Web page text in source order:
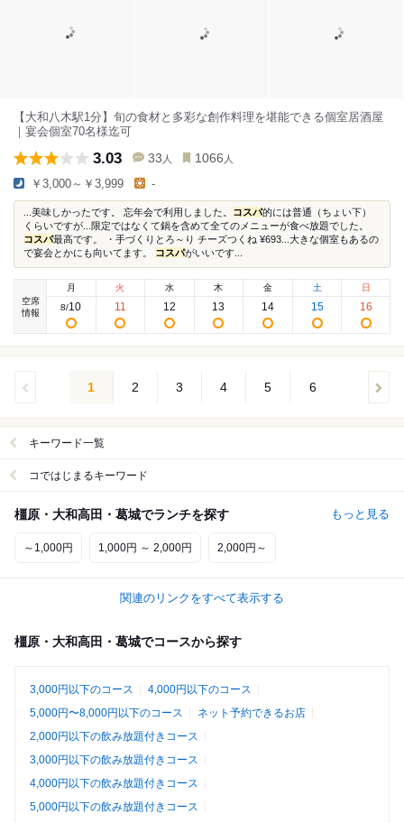
【大和八木駅1分】旬の食材と多彩な創作料理を堪能できる個室居酒屋
｜宴会個室70名様迄可
3.03 33 人 1066 人
￥3,000～￥3,999 -
...美味しかったです。 忘年会で利用しました。 コスパ的には普通（ちょい下）
くらいですが...限定ではなくて鍋を含めて全てのメニューが食べ放題でした。
コスパ最高です。 ・手づくりとろ～り チーズつくね ¥693...大きな個室もあるの
で宴会とかにも向いてます。 コスパがいいです...
空席
情報
月
8/10
火
11
水
12
木
13
金
14
土
15
日
16
1 2 3 4 5 6
キーワード一覧
コではじまるキーワード
橿原・大和高田・葛城でランチを探す もっと見る
～1,000円 1,000円 ～ 2,000円 2,000円～
関連のリンクをすべて表示する
橿原・大和高田・葛城でコースから探す
3,000円以下のコース
4,000円以下のコース
5,000円〜8,000円以下のコース
ネット予約できるお店
2,000円以下の飲み放題付きコース
3,000円以下の飲み放題付きコース
4,000円以下の飲み放題付きコース
5,000円以下の飲み放題付きコース